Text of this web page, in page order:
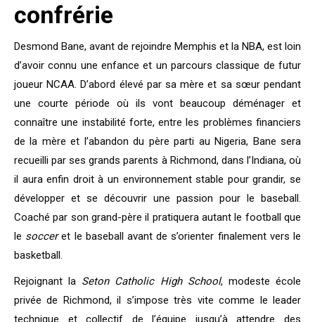
confrérie
Desmond Bane, avant de rejoindre Memphis et la NBA, est loin
d’avoir connu une enfance et un parcours classique de futur
joueur NCAA. D’abord élevé par sa mère et sa sœur pendant
une courte période où ils vont beaucoup déménager et
connaître une instabilité forte, entre les problèmes financiers
de la mère et l’abandon du père parti au Nigeria, Bane sera
recueilli par ses grands parents à Richmond, dans l’Indiana, où
il aura enfin droit à un environnement stable pour grandir, se
développer et se découvrir une passion pour le baseball.
Coaché par son grand-père il pratiquera autant le football que
le socceret le baseball avant de s’orienter finalement vers le
basketball.
Rejoignant la Seton Catholic High School, modeste école
privée de Richmond, il s’impose très vite comme le leader
technique et collectif de l’équipe jusqu’à attendre des